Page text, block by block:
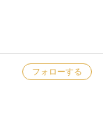
フォローする